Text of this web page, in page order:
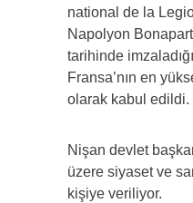
national de la
Napolyon
tarihinde
Fransa’nın en
olarak kabul edildi.
Nişan devlet
üzere siyaset ve
kişiye veriliyor.